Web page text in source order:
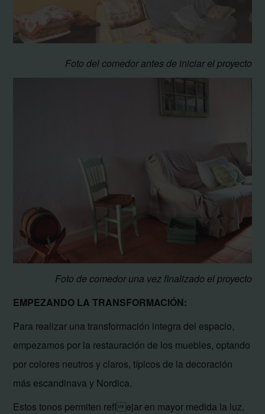
Foto del comedor antes de iniciar el proyecto
Foto de comedor una vez finalizado el proyecto
EMPEZANDO LA TRANSFORMACIÓN:
Para realizar una transformación integra del espacio,
empezamos por la restauración de los muebles, optando
por colores neutros y claros, típicos de la decoración
más escandinava y Nordica.
Estos tonos permiten reflejar en mayor medida la luz,